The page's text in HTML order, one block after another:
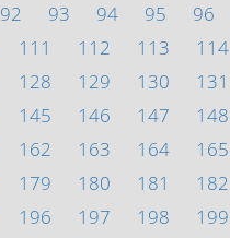
92 93 94 95 96
111 112 113 114
128 129 130 131
145 146 147 148
162 163 164 165
179 180 181 182
196 197 198 199